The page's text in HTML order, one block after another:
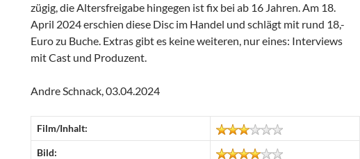
zügig, die Altersfreigabe hingegen ist fix bei ab 16 Jahren. Am 18.
April 2024 erschien diese Disc im Handel und schlägt mit rund 18,-
Euro zu Buche. Extras gibt es keine weiteren, nur eines: Interviews
mit Cast und Produzent.
Andre Schnack, 03.04.2024
Film/Inhalt:
Bild: